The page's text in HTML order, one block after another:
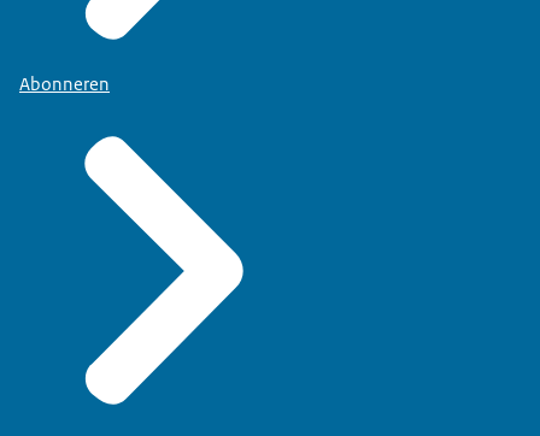
Abonneren